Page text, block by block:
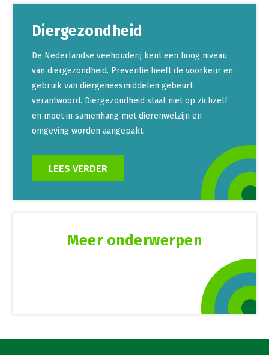
Diergezondheid
De Nederlandse veehouderij kent een hoog niveau
van diergezondheid. Preventie heeft de voorkeur en
gebruik van diergeneesmiddelen gebeurt
verantwoord. Diergezondheid staat niet op zichzelf
en moet in samenhang met dierenwelzijn en
omgeving worden aangepakt.
LEES VERDER
Meer onderwerpen